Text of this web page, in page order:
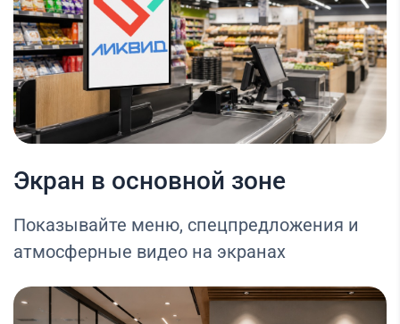
Экран в основной зоне
Показывайте меню, спецпредложения и
атмосферные видео на экранах